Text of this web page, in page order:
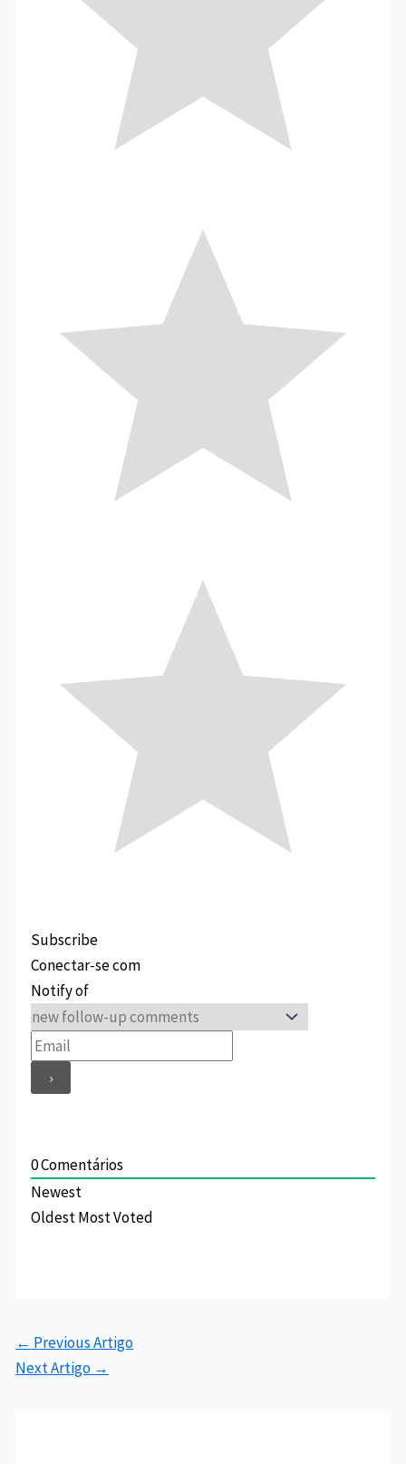
Subscribe
Conectar-se com
Notify of
0Comentários
Newest
OldestMost Voted
← Previous Artigo
Next Artigo →